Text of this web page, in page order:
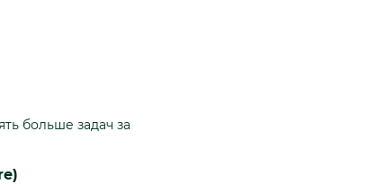
больше задач за